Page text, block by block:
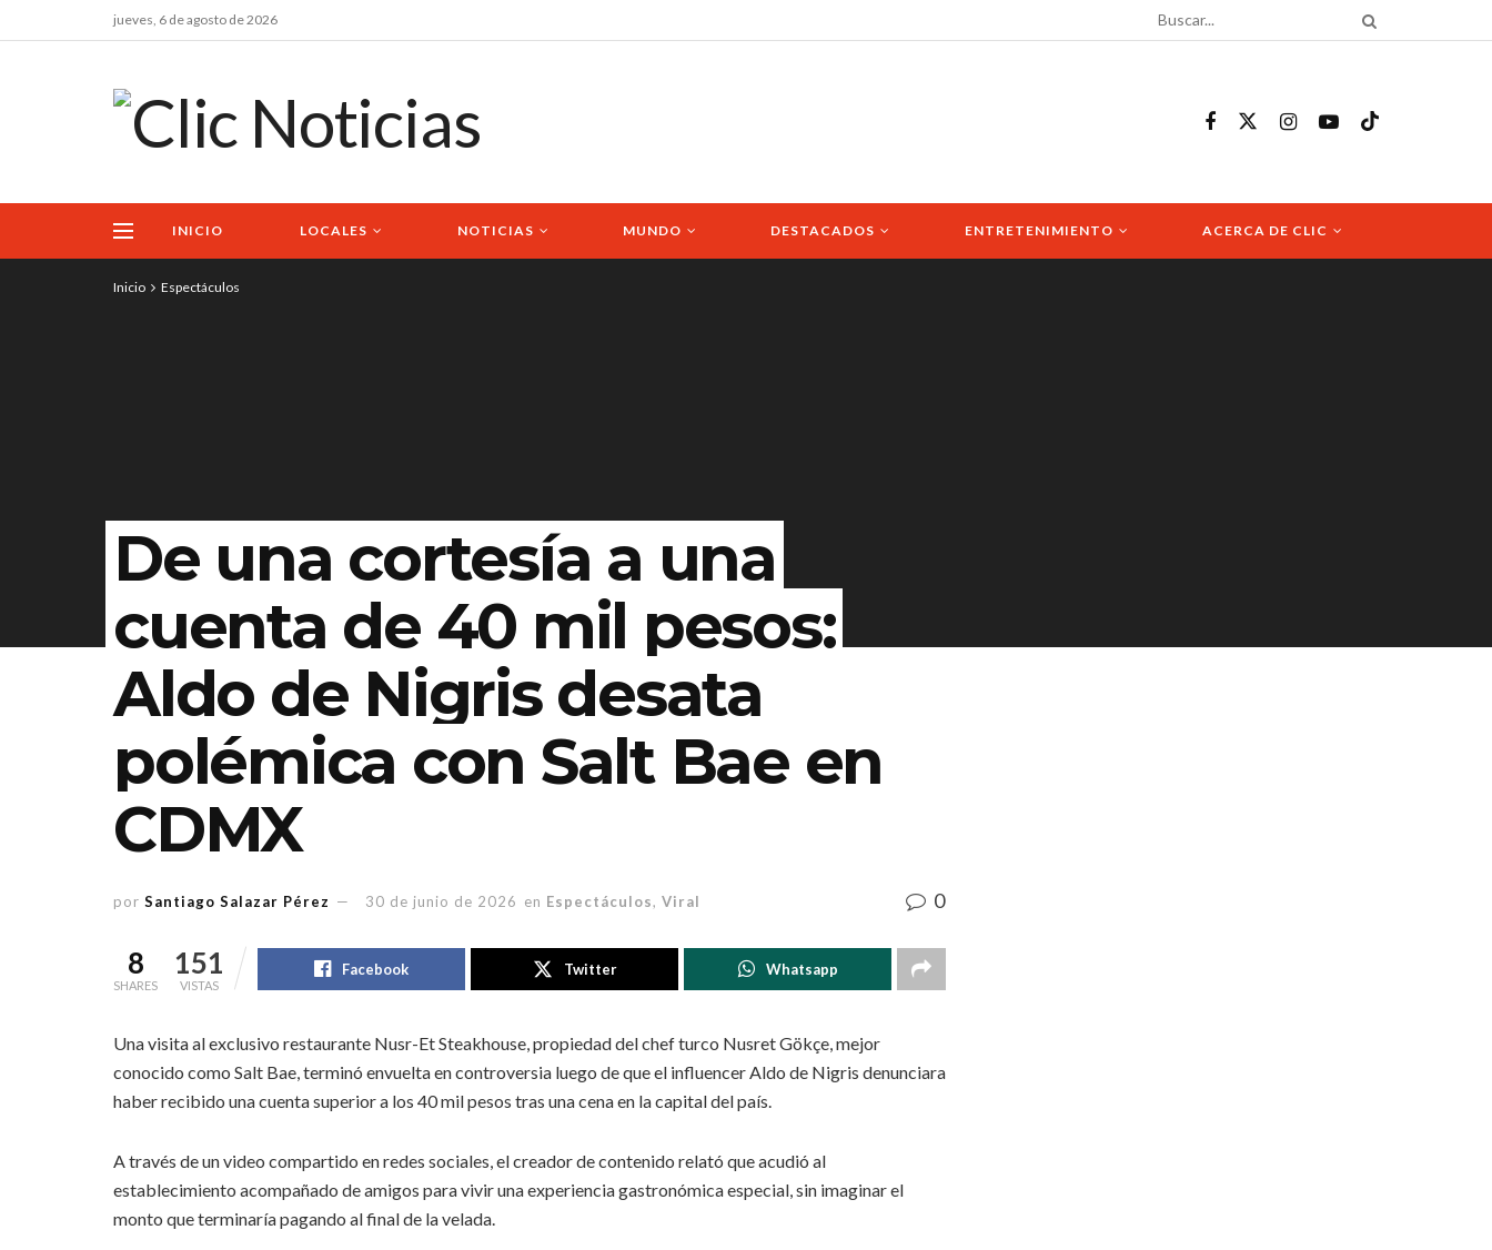
jueves, 6 de agosto de 2026
INICIO LOCALES NOTICIAS MUNDO DESTACADOS ENTRETENIMIENTO ACERCA DE CLIC
Inicio Espectáculos
De una cortesía a una
cuenta de 40 mil pesos:
Aldo de Nigris desata
polémica con Salt Bae en
CDMX
por Santiago Salazar Pérez 30 de junio de 2026 en Espectáculos, Viral 0
8
SHARES
151
VISTAS
Facebook Twitter Whatsapp
Una visita al exclusivo restaurante Nusr-Et Steakhouse, propiedad del chef turco Nusret Gökçe, mejor
conocido como Salt Bae, terminó envuelta en controversia luego de que el influencer Aldo de Nigris denunciara
haber recibido una cuenta superior a los 40 mil pesos tras una cena en la capital del país.
A través de un video compartido en redes sociales, el creador de contenido relató que acudió al
establecimiento acompañado de amigos para vivir una experiencia gastronómica especial, sin imaginar el
monto que terminaría pagando al final de la velada.